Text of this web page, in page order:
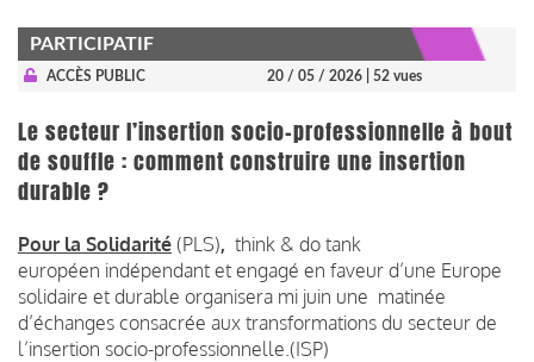
PARTICIPATIF
ACCÈS PUBLIC 20 / 05 / 2026 | 52 vues
Le secteur l’insertion socio-professionnelle à bout
de souffle : comment construire une insertion
durable ?
Pour la Solidarité (PLS), think & do tank
européen indépendant et engagé en faveur d’une Europe
solidaire et durable organisera mi juin une matinée
d’échanges consacrée aux transformations du secteur de
l’insertion socio-professionnelle.(ISP)